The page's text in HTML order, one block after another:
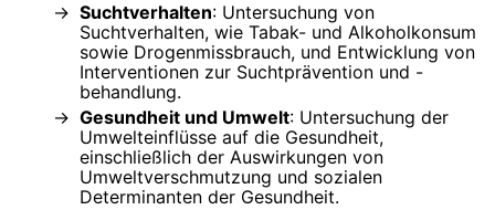
Suchtverhalten: Untersuchung von
Suchtverhalten, wie Tabak- und Alkoholkonsum
sowie Drogenmissbrauch, und Entwicklung von
Interventionen zur Suchtprävention und -
behandlung.
Gesundheit und Umwelt: Untersuchung der
Umwelteinflüsse auf die Gesundheit,
einschließlich der Auswirkungen von
Umweltverschmutzung und sozialen
Determinanten der Gesundheit.